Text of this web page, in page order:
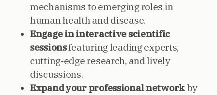
mechanisms to emerging roles in
human health and disease.
Engage in interactive scientific
sessionsfeaturing leading experts,
cutting-edge research, and lively
discussions.
Expand your professional networkby